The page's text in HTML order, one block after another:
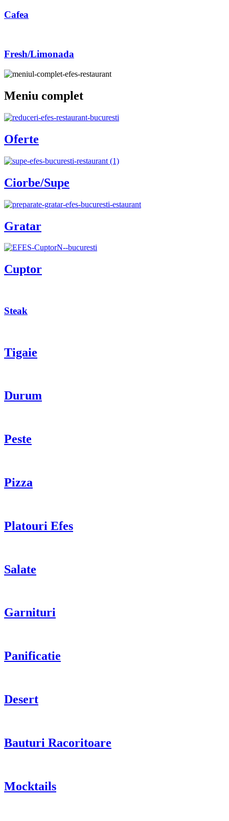
Cafea
Fresh/Limonada
Meniu complet
Oferte
Ciorbe/Supe
Gratar
Cuptor
Steak
Tigaie
Durum
Peste
Pizza
Platouri Efes
Salate
Garnituri
Panificatie
Desert
Bauturi Racoritoare
Mocktails